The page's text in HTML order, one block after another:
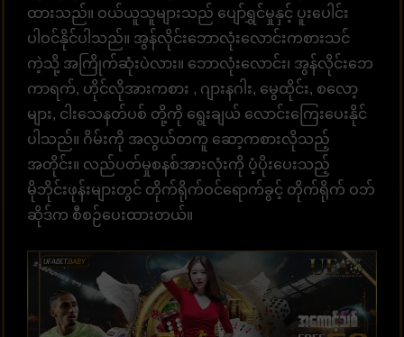
ထားသည်။ ဝယ်ယူသူများသည် ပျော်ရွှင်မှုနှင့် ပူးပေါင်း
ပါဝင်နိုင်ပါသည်။ အွန်လိုင်းဘောလုံးလောင်းကစားသင်
ကဲ့သို့ အကြိုက်ဆုံးပဲလား။ ဘောလုံးလောင်း၊ အွန်လိုင်းဘေ
ကာရက်, ဟိုင်လိုအားကစား , ဂျားနဂါး, မွေထိုင်း, စလော့
များ, ငါးသေနတ်ပစ် တို့ကို ရွေးချယ် လောင်းကြေးပေးနိုင်
ပါသည်။ ဂိမ်းကို အလွယ်တကူ ဆော့ကစားလိုသည့်
အတိုင်း။ လည်ပတ်မှုစနစ်အားလုံးကို ပံ့ပိုးပေးသည့်
မိုဘိုင်းဖုန်းများတွင် တိုက်ရိုက်ဝင်ရောက်ခွင့် တိုက်ရိုက် ဝဘ်
ဆိုဒ်က စီစဉ်ပေးထားတယ်။